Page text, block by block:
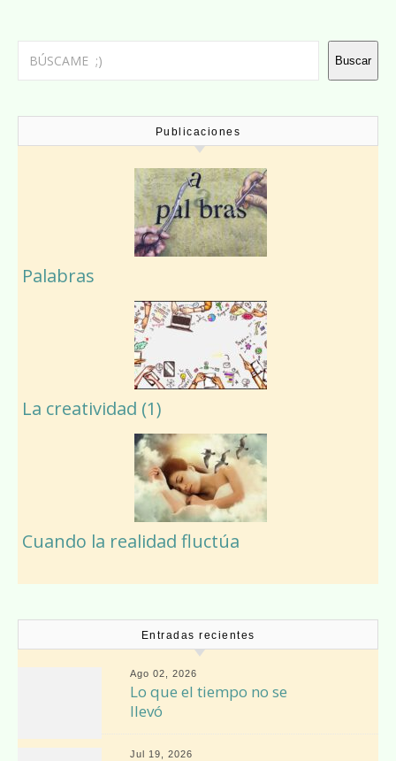
Buscar
Buscar
Publicaciones
Palabras
La creatividad (1)
Cuando la realidad fluctúa
Entradas recientes
Ago 02, 2026
Lo que el tiempo no se
llevó
Jul 19, 2026